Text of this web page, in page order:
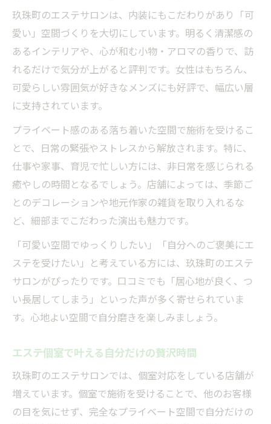
メンズにもおすすめの玖珠町エステ
リラクゼーションを満喫する秘訣を玖珠町で発
見
エステ個室でゆったり過ごす癒しの時間
リラクゼーション重視のエステ選び方ポイ
ント
大分マッサージとの違いを知る玖珠町エス
テ
アロママッサージで心まで解きほぐす秘訣
エステでリフレッシュするおすすめシーン
自分へのご褒美に選ぶ玖珠町エステの楽しみ方
玖珠町エステでの特別なリラクゼーション
可愛い空間が魅力のエステサロン活用術
エステ個室で心身を癒す贅沢な過ごし方
アロママッサージで贅沢気分を満喫する方
玖珠町のエステサロンは、内装にもこだわりがあり「可
愛い」空間づくりを大切にしています。明るく清潔感の
あるインテリアや、心が和む小物・アロマの香りで、訪
れるだけで気分が上がると評判です。女性はもちろん、
可愛らしい雰囲気が好きなメンズにも好評で、幅広い層
に支持されています。
プライベート感のある落ち着いた空間で施術を受けるこ
とで、日常の緊張やストレスから解放されます。特に、
仕事や家事、育児で忙しい方には、非日常を感じられる
癒やしの時間となるでしょう。店舗によっては、季節ご
とのデコレーションや地元作家の雑貨を取り入れるな
ど、細部までこだわった演出も魅力です。
「可愛い空間でゆっくりしたい」「自分へのご褒美にエ
ステを受けたい」と考えている方には、玖珠町のエステ
サロンがぴったりです。口コミでも「居心地が良く、つ
い長居してしまう」といった声が多く寄せられていま
す。心地よい空間で自分磨きを楽しみましょう。
エステ個室で叶える自分だけの贅沢時間
玖珠町のエステサロンでは、個室対応をしている店舗が
増えています。個室で施術を受けることで、他のお客様
の目を気にせず、完全なプライベート空間で自分だけの